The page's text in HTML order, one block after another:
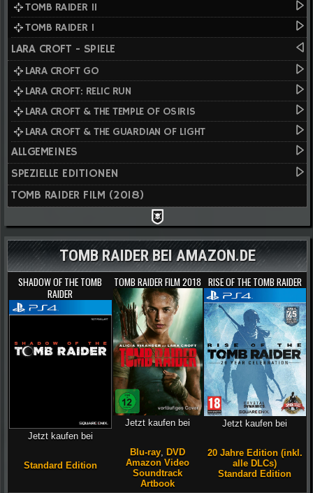
TOMB RAIDER II
TOMB RAIDER I
LARA CROFT - SPIELE
LARA CROFT GO
LARA CROFT: RELIC RUN
LARA CROFT & THE TEMPLE OF OSIRIS
LARA CROFT & THE GUARDIAN OF LIGHT
ALLGEMEINES
SPEZIELLE EDITIONEN
TOMB RAIDER FILM (2018)
TOMB RAIDER BEI AMAZON.DE
SHADOW OF THE TOMB
RAIDER
Jetzt kaufen bei
Standard Edition
TOMB RAIDER FILM 2018
Jetzt kaufen bei
Blu-ray DVD
Amazon Video
Soundtrack
Artbook
RISE OF THE TOMB RAIDER
Jetzt kaufen bei
20 Jahre Edition (inkl.
alle DLCs)
Standard Edition